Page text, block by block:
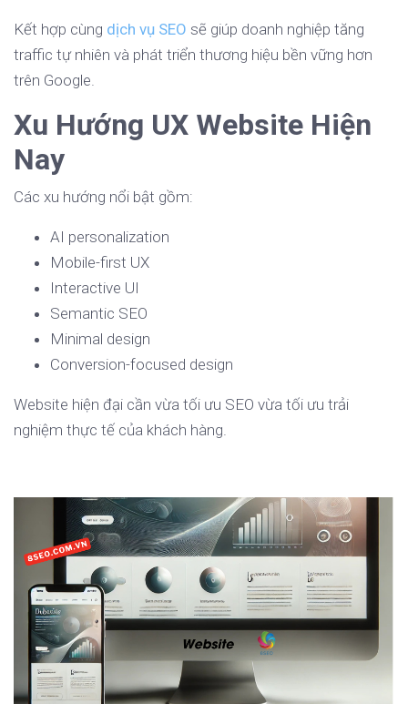
Kết hợp cùng dịch vụ SEO sẽ giúp doanh nghiệp tăng
traffic tự nhiên và phát triển thương hiệu bền vững hơn
trên Google.
Xu Hướng UX Website Hiện
Nay
Các xu hướng nổi bật gồm:
AI personalization
Mobile-first UX
Interactive UI
Semantic SEO
Minimal design
Conversion-focused design
Website hiện đại cần vừa tối ưu SEO vừa tối ưu trải
nghiệm thực tế của khách hàng.